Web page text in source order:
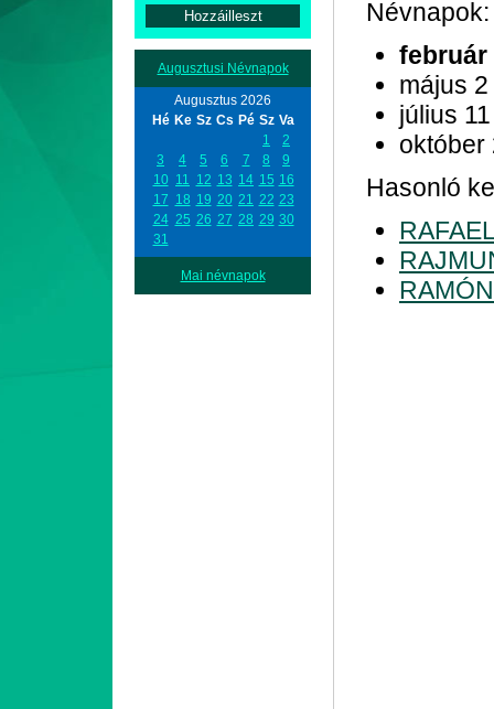
Augusztusi Névnapok
Augusztus 2026
Hé Ke Sz Cs Pé Sz Va
1
2
3
4 5 6 7 8
9
10 11 12 13 14 15 16
17 18 19 20 21 22 23
24 25 26 27 28 29 30
31
Mai névnapok
Névnapok:
február
május 2
július 11
október
Hasonló